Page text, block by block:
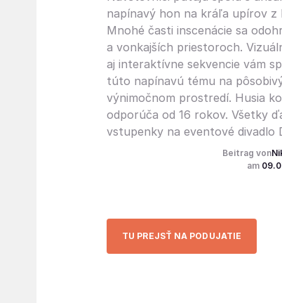
napínavý hon na kráľa upírov z
Mnohé časti inscenácie sa
a vonkajších priestoroch.
aj interaktívne sekvencie vám
túto napínavú tému na
výnimočnom prostredí. Husia
odporúča od 16 rokov. Všetky
vstupenky na eventové divadlo
TU PREJSŤ NA PODUJATIE